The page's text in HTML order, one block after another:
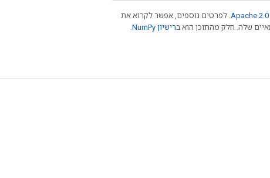
Apache 2.0 . לפרטים נוספים, אפשר לקרוא את
רישיון NumPy‏